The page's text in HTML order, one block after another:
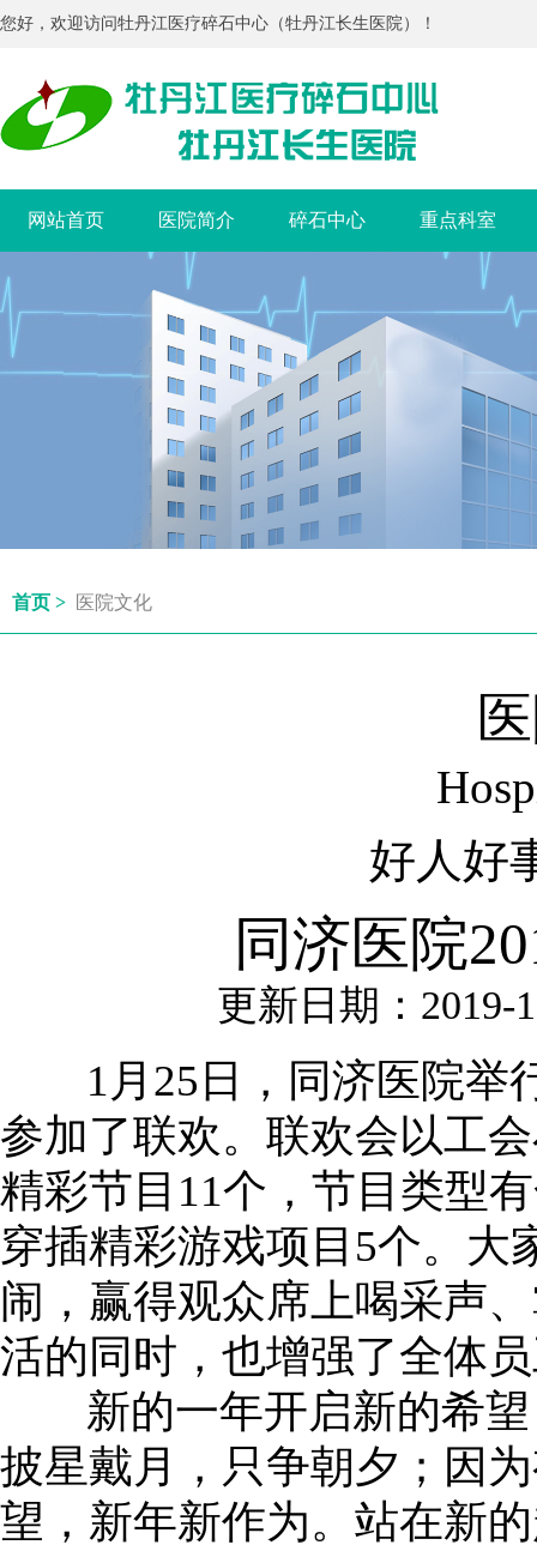
您好，欢迎访问牡丹江医疗碎石中心（牡丹江长生医院）！
网站首页 医院简介 碎石中心 重点科室
首页 > 医院文化
好人好
同济医院
更新日期：
1月25日，同济医院举行
参加了联欢。联欢会以工
精彩节目11个，节目类型
穿插精彩游戏项目5个。大
闹，赢得观众席上喝采声
活的同时，也增强了全体
新的一年开启新的希望
披星戴月，只争朝夕；因
望，新年新作为。站在新